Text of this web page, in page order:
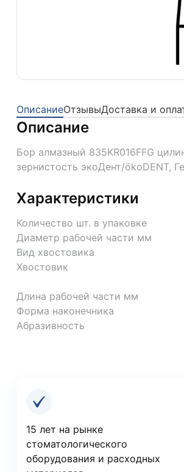
ОписаниеОтзывыДоставка и
Описание
Бор алмазный 835KR016FFG
зернистость экоДент/ökoDENT,
Характеристики
Количество шт. в упаковке
Диаметр рабочей части мм
Вид хвостовика
Хвостовик
Длина рабочей части мм
Форма наконечника
Абразивность
15 лет на рынке
стоматологического
оборудования и расходных